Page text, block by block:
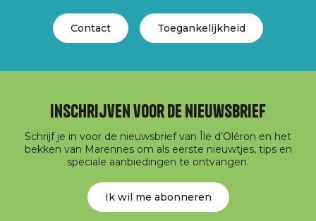
Contact Toegankelijkheid
Inschrijven voor de nieuwsbrief
Schrijf je in voor de nieuwsbrief van Île d’Oléron en het
bekken van Marennes om als eerste nieuwtjes, tips en
speciale aanbiedingen te ontvangen.
Ik wil me abonneren